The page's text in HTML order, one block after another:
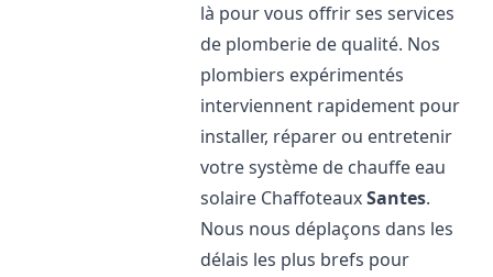
là pour vous offrir ses services
de plomberie de qualité. Nos
plombiers expérimentés
interviennent rapidement pour
installer, réparer ou entretenir
votre système de chauffe eau
solaire ChaffoteauxSantes.
Nous nous déplaçons dans les
délais les plus brefs pour